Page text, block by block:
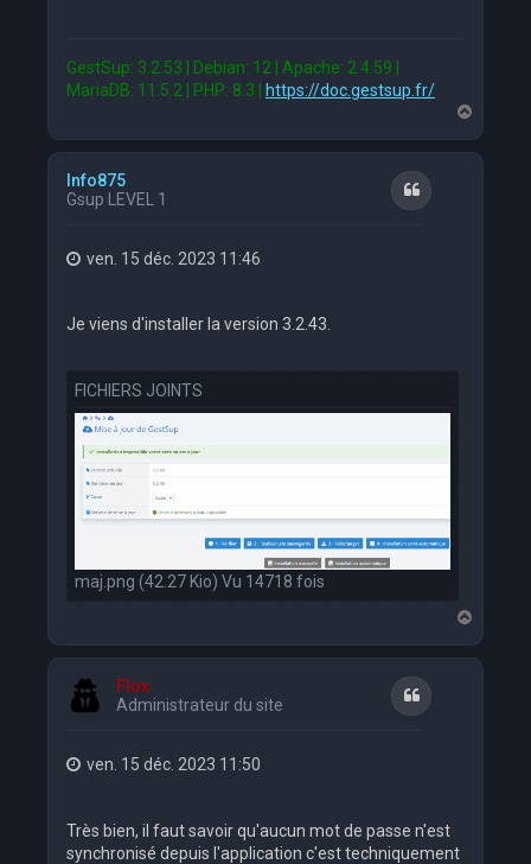
GestSup: 3.2.53 | Debian: 12 | Apache: 2.4.59 |
MariaDB: 11.5.2 | PHP: 8.3 |
https://doc.gestsup.fr/
a
Info875
Gsup LEVEL 1
Citation
ven. 15 déc. 2023 11:46
Je viens d'installer la version 3.2.43.
FICHIERS JOINTS
maj.png (42.27 Kio) Vu 14718 fois
a
u
Flox
Administrateur du site
Citation
ven. 15 déc. 2023 11:50
Très bien, il faut savoir qu'aucun mot de passe n'est
synchronisé depuis l'application c'est techniquement